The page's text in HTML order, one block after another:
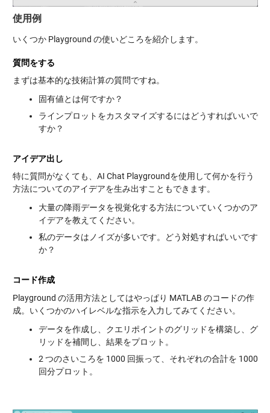
使用例
いくつか Playground の使いどころを紹介します。
質問をする
まずは基本的な技術計算の質問ですね。
固有値とは何ですか？
ラインプロットをカスタマイズするにはどうすればいいで
すか？
アイデア出し
特に質問がなくても、AI Chat Playgroundを使用して何かを行う
方法についてのアイデアを生み出すこともできます。
大量の降雨データを視覚化する方法についていくつかのア
イデアを教えてください。
私のデータはノイズが多いです。どう対処すればいいです
か？
コード作成
Playground の活用方法としてはやっぱり MATLAB のコードの作
成。いくつかのハイレベルな指示を入力してみてください。
データを作成し、クエリポイントのグリッドを構築し、グ
リッドを補間し、結果をプロット。
2 つのさいころを 1000 回振って、それぞれの合計を 1000
回分プロット。